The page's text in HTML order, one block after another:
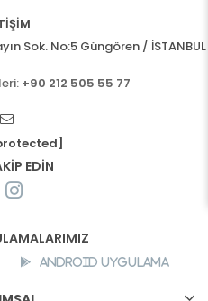
Sok. No:5 Güngören / İSTANBUL
+90 212 505 55 77
EDİN
Android Uygulama